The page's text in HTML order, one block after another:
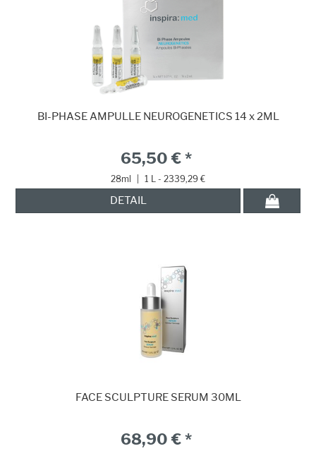
BI-PHASE AMPULLE NEUROGENETICS 14 x 2ML
65,50 € *
28ml 1 L - 2339,29 €
DETAIL
FACE SCULPTURE SERUM 30ML
68,90 € *